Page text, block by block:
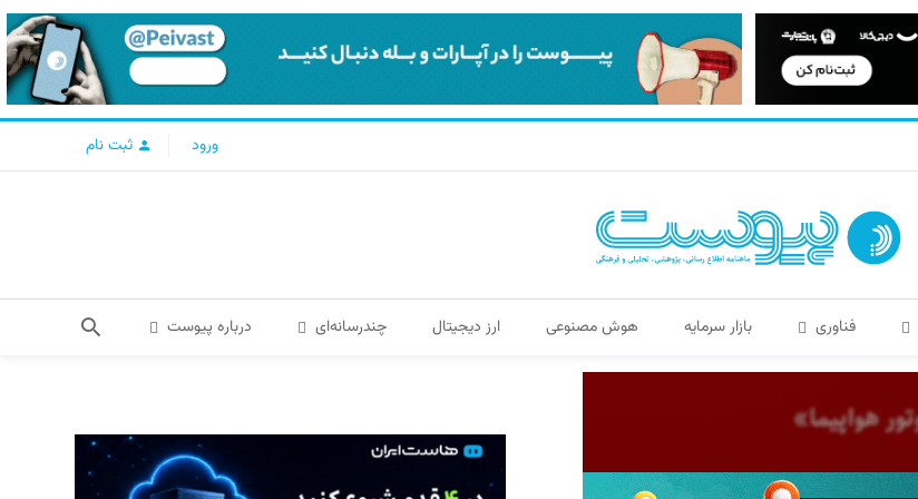
ورود ثبت نام
فناوری بازار سرمایه هوش مصنوعی ارز دیجیتال چندرسانه‌ای درباره پیوست